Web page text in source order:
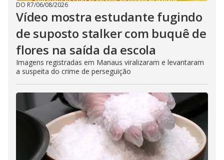
DO R7/06/08/2026
Vídeo mostra estudante fugindo
de suposto stalker com buquê de
flores na saída da escola
Imagens registradas em Manaus viralizaram e levantaram
a suspeita do crime de perseguição